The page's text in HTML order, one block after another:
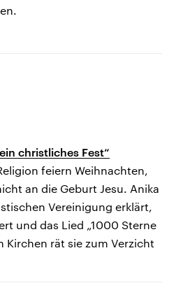
christliches Fest“
feiern Weihnachten,
an die Geburt Jesu. Anika
Vereinigung erklärt,
und das Lied „1000 Sterne
Kirchen rät sie zum Verzicht